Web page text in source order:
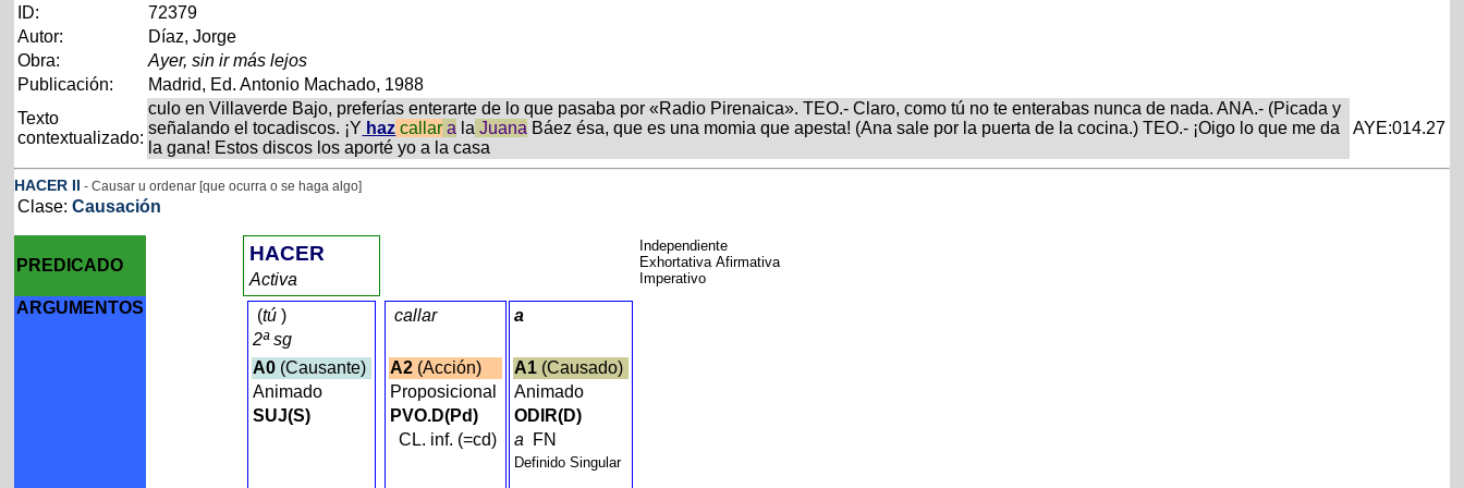
ID:
72379
Autor:
Díaz, Jorge
Obra:
Ayer, sin ir más lejos
Publicación:
Madrid, Ed. Antonio Machado, 1988
Texto
contextualizado:
culo en Villaverde Bajo, preferías enterarte de lo que pasaba por «Radio Pirenaica». TEO.- Claro, como tú no te enterabas nunca de nada. ANA.- (Picada y
señalando el tocadiscos. ¡Y haz callar a la Juana Báez ésa, que es una momia que apesta! (Ana sale por la puerta de la cocina.) TEO.- ¡Oigo lo que me da
la gana! Estos discos los aporté yo a la casa
AYE:014.27
HACER II - Causar u ordenar [que ocurra o se haga algo]
Clase:Causación
PREDICADO
HACER
Activa
Independiente
Exhortativa Afirmativa
Imperativo
ARGUMENTOS (tú )
2ª sg
A0 (Causante)
Animado
SUJ(S)
callar
A2 (Acción)
Proposicional
PVO.D(Pd)
CL. inf. (=cd)
a
A1 (Causado)
Animado
ODIR(D)
a FN
Definido Singular